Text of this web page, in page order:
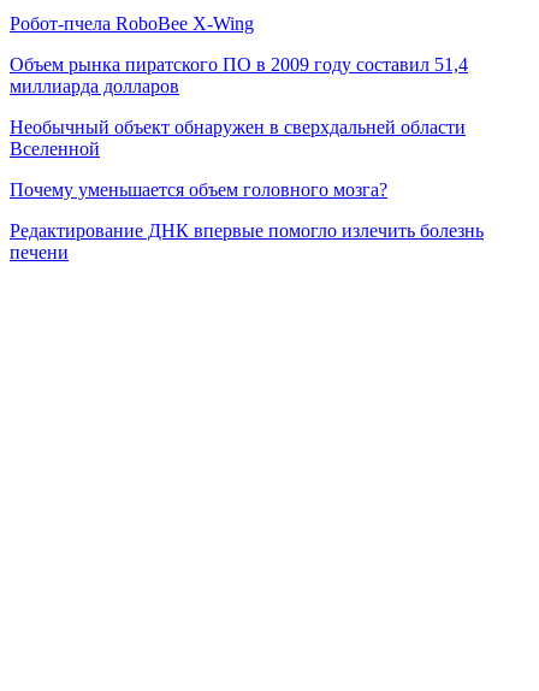
Робот-пчела RoboBee X-Wing
Объем рынка пиратского ПО в 2009 году составил 51,4
миллиарда долларов
Необычный объект обнаружен в сверхдальней области
Вселенной
Почему уменьшается объем головного мозга?
Редактирование ДНК впервые помогло излечить болезнь
печени